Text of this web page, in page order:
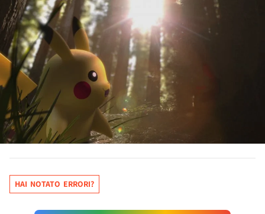
HAI NOTATO ERRORI?